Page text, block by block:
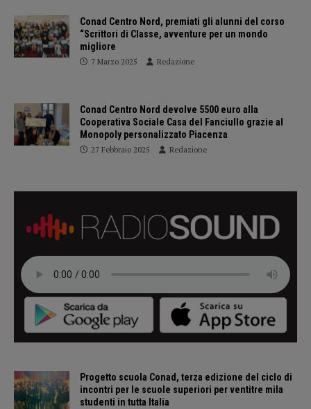
Conad Centro Nord, premiati gli alunni del corso
“Scrittori di Classe, avventure per un mondo
migliore
7 Marzo 2025 Redazione
Conad Centro Nord devolve 5500 euro alla
Cooperativa Sociale Casa del Fanciullo grazie al
Monopoly personalizzato Piacenza
27 Febbraio 2025 Redazione
Progetto scuola Conad, terza edizione del ciclo di
incontri per le scuole superiori per ventitre mila
studenti in tutta Italia